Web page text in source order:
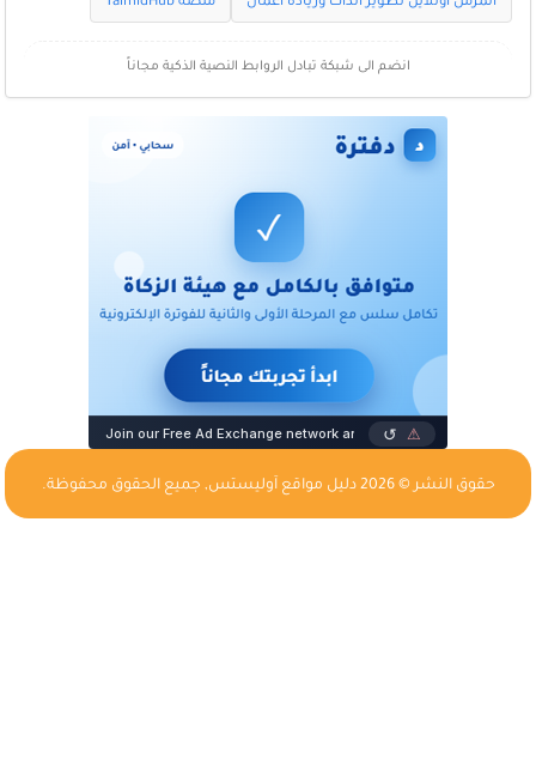
المزمل اونلاين تطوير الذات وريادة اعمال منصة TalmidHub
انضم الى شبكة تبادل الروابط النصية الذكية مجاناً
حقوق النشر © 2026 دليل مواقع آوليستس, جميع الحقوق محفوظة.